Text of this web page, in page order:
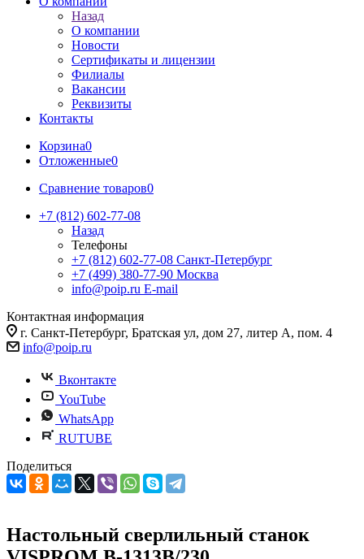
Назад
О компании
Новости
Сертификаты и лицензии
Филиалы
Вакансии
Реквизиты
Контакты
Корзина0
Отложенные0
Сравнение товаров0
+7 (812) 602-77-08
Назад
Телефоны
+7 (812) 602-77-08 Санкт-Петербург
+7 (499) 380-77-90 Москва
info@poip.ru E-mail
Контактная информация
г. Санкт-Петербург, Братская ул, дом 27, литер А, пом. 4
info@poip.ru
Вконтакте
YouTube
WhatsApp
RUTUBE
Поделиться
Настольный сверлильный станок